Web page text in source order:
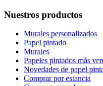
Nuestros productos
Murales personalizados
Papel pintado
Murales
Papeles pintados más
Novedades de papel
Comprar por estancia